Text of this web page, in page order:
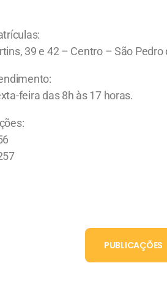
39 e 42 – Centro – São Pedro
feira das 8h às 17 horas.
PUBLICAÇÕES